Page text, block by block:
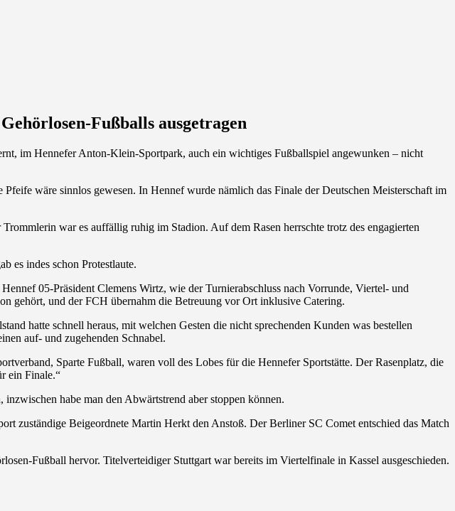
Fußballs ausgetragen
im Hennefer Anton-Klein-Sportpark, auch ein wichtiges Fußballspiel angewunken – nicht
wäre sinnlos gewesen. In Hennef wurde nämlich das Finale der Deutschen Meisterschaft im
war es auffällig ruhig im Stadion. Auf dem Rasen herrschte trotz des engagierten
es indes schon Protestlaute.
05-Präsident Clemens Wirtz, wie der Turnierabschluss nach Vorrunde, Viertel- und
gehört, und der FCH übernahm die Betreuung vor Ort inklusive Catering.
hatte schnell heraus, mit welchen Gesten die nicht sprechenden Kunden was bestellen
auf- und zugehenden Schnabel.
Sparte Fußball, waren voll des Lobes für die Hennefer Sportstätte. Der Rasenplatz, die
ein Finale.“
habe man den Abwärtstrend aber stoppen können.
zuständige Beigeordnete Martin Herkt den Anstoß. Der Berliner SC Comet entschied das Match
Fußball hervor. Titelverteidiger Stuttgart war bereits im Viertelfinale in Kassel ausgeschieden.